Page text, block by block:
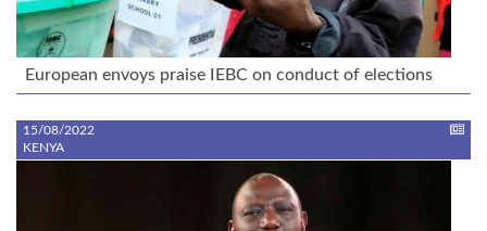
European envoys praise IEBC on conduct of elections
15/08/2022
KENYA